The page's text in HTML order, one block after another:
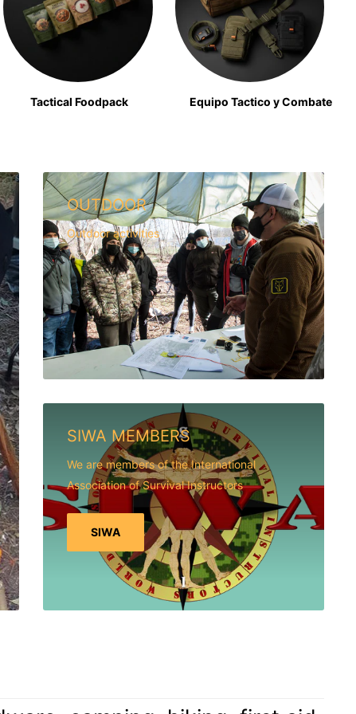
Tactical Foodpack Equipo Tactico y Combate
OUTDOOR
Outdoor activities
SIWA MEMBERS
We are members of the International
Association of Survival Instructors
SIWA